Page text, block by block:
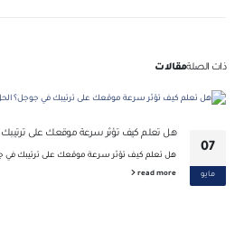
ذات الصلةمقالات
07
مايو
هل تعلم كيف تؤثر سرعة موقعك على
هل تعلم كيف تؤثر سرعة موقعك على ترتيبك في
read more